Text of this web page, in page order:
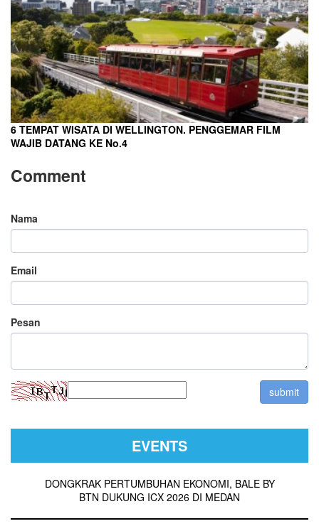
6 TEMPAT WISATA DI WELLINGTON. PENGGEMAR FILM
WAJIB DATANG KE No.4
Comment
Nama
Email
Pesan
EVENTS
DONGKRAK PERTUMBUHAN EKONOMI, BALE BY
BTN DUKUNG ICX 2026 DI MEDAN